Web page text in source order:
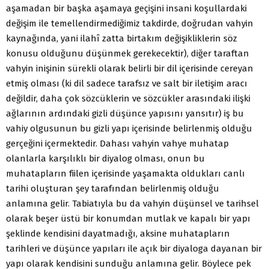
aşamadan bir başka aşamaya geçişini insani koşullardaki
değişim ile temellendirmediğimiz takdirde, doğrudan vahyin
kaynağında, yani ilahî zatta birtakım değişikliklerin söz
konusu olduğunu düşünmek gerekecektir), diğer taraftan
vahyin inişinin sürekli olarak belirli bir dil içerisinde cereyan
etmiş olması (ki dil sadece tarafsız ve salt bir iletişim aracı
değildir, daha çok sözcüklerin ve sözcükler arasındaki ilişki
ağlarının ardındaki gizli düşünce yapısını yansıtır) iş bu
vahiy olgusunun bu gizli yapı içerisinde belirlenmiş olduğu
gerçeğini içermektedir. Dahası vahyin vahye muhatap
olanlarla karşılıklı bir diyalog olması, onun bu
muhatapların fiilen içerisinde yaşamakta oldukları canlı
tarihi oluşturan şey tarafından belirlenmiş olduğu
anlamına gelir. Tabiatıyla bu da vahyin düşünsel ve tarihsel
olarak beşer üstü bir konumdan mutlak ve kapalı bir yapı
şeklinde kendisini dayatmadığı, aksine muhatapların
tarihleri ve düşünce yapıları ile açık bir diyaloga dayanan bir
yapı olarak kendisini sunduğu anlamına gelir. Böylece pek